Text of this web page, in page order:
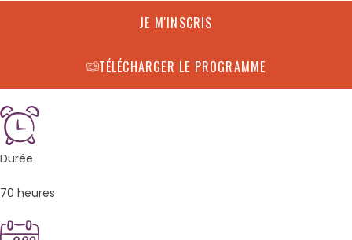
JE M'INSCRIS
TÉLÉCHARGER LE PROGRAMME
Durée
70 heures